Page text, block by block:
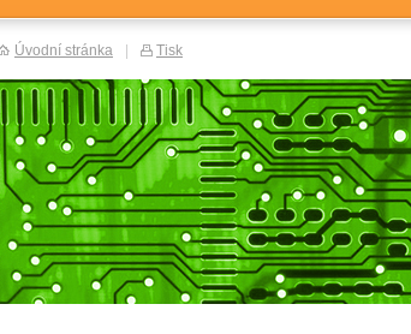
Úvodní stránka | Tisk